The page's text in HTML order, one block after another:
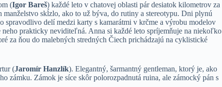
(Igor Bareš) každé leto v chatovej oblasti pár desiatok kilometrov za
skĺzlo, ako to už býva, do rutiny a stereotypu. Dni plynú
spravodlivo delí medzi karty s kamarátmi v krčme a výrobu modelov
prakticky neviditeľná. Anna si každé leto spríjemňuje na niekoľko
za ňou do malebných stredných Čiech prichádzajú na cyklistické
(Jaromír Hanzlík). Elegantný, šarmantný gentleman, ktorý je, ako
zámku. Zámok je síce skôr polorozpadnutá ruina, ale zámocký pán s